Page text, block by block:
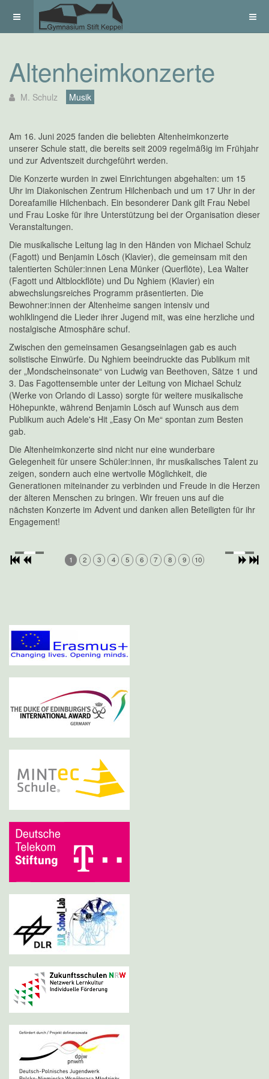
Altenheimkonzerte
M. Schulz Musik
Am 16. Juni 2025 fanden die beliebten Altenheimkonzerte
unserer Schule statt, die bereits seit 2009 regelmäßig im Frühjahr
und zur Adventszeit durchgeführt werden.
Die Konzerte wurden in zwei Einrichtungen abgehalten: um 15
Uhr im Diakonischen Zentrum Hilchenbach und um 17 Uhr in der
Doreafamilie Hilchenbach. Ein besonderer Dank gilt Frau Nebel
und Frau Loske für ihre Unterstützung bei der Organisation dieser
Veranstaltungen.
Die musikalische Leitung lag in den Händen von Michael Schulz
(Fagott) und Benjamin Lösch (Klavier), die gemeinsam mit den
talentierten Schüler:innen Lena Münker (Querflöte), Lea Walter
(Fagott und Altblockflöte) und Du Nghiem (Klavier) ein
abwechslungsreiches Programm präsentierten. Die
Bewohner:innen der Altenheime sangen intensiv und
wohlklingend die Lieder ihrer Jugend mit, was eine herzliche und
nostalgische Atmosphäre schuf.
Zwischen den gemeinsamen Gesangseinlagen gab es auch
solistische Einwürfe. Du Nghiem beeindruckte das Publikum mit
der „Mondscheinsonate“ von Ludwig van Beethoven, Sätze 1 und
3. Das Fagottensemble unter der Leitung von Michael Schulz
(Werke von Orlando di Lasso) sorgte für weitere musikalische
Höhepunkte, während Benjamin Lösch auf Wunsch aus dem
Publikum auch Adele's Hit „Easy On Me“ spontan zum Besten
gab.
Die Altenheimkonzerte sind nicht nur eine wunderbare
Gelegenheit für unsere Schüler:innen, ihr musikalisches Talent zu
zeigen, sondern auch eine wertvolle Möglichkeit, die
Generationen miteinander zu verbinden und Freude in die Herzen
der älteren Menschen zu bringen. Wir freuen uns auf die
nächsten Konzerte im Advent und danken allen Beteiligten für ihr
Engagement!
1 2 3 4 5 6 7 8 9 10